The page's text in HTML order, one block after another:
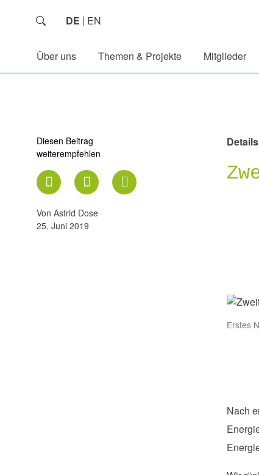
DE EN
Über uns Themen & Projekte Mitglieder
Details
Erstes
Nach
Diesen Beitrag
weiterempfehlen
von Astrid Dose
25. Juni 2019